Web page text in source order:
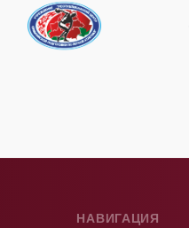
НАВИГАЦИЯ